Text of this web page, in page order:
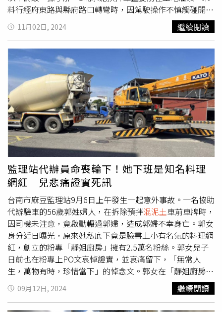
料行經府東路與縣府路口轉彎時，因駕駛操作不慎觸碰開
關，導致後方裝載的混凝土大量滲漏，沿路狂流長達600公
尺，嚴重影響往來車輛通行。警方表示，1日下午1時許獲
報，府東路與縣府路口發生混泥土滲漏馬路意外，警方迅速
調閱監視器畫面追查，隨即聯繫駕駛到案說明，同時請該公
司立即調派水車到場清除狀況，直到下午4時40分才處理完
畢，所幸未造成交通事故發生，後續駕駛將依《道路交通管
理處罰條例》處3000元以上18000元以下罰鍰，倘若造成道
路堵塞妨害通行安全，則涉《公共危險罪》將嚴懲究辦。
11月02日, 2024 繼續閱讀
監理站代辦員命喪輪下！她下班是知名料理
網紅 兒悲痛證實死訊
台南市麻豆監理站9月6日上午發生一起意外事故。一名協助
代辦驗車的56歲郭姓婦人，在拆除預拌混泥土車前車牌時，
因司機未注意，竟啟動輾過郭婦，造成郭婦不幸身亡。郭女
身分近日曝光，原來她私底下竟是臉書上小有名氣的料理網
紅，創立的粉專「靜姐廚房」擁有2.5萬名粉絲。郭女兒子
日前也在粉專上PO文哀悼證實，並哀痛留下，「無常人
生，萬物有時，珍惜當下」的悼念文。郭女在「靜姐廚房」
粉專簡介上寫著「開發食譜，教學料理…愛用天然的食材做
出健康又美味的料理，更喜歡用自然蔬果繽紛的色彩增添視
09月12日, 2024 繼續閱讀